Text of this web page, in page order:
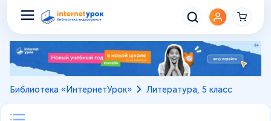
Библиотека «ИнтернетУрок» Литература, 5 класс